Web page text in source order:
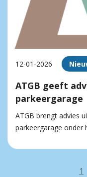
12-01-2026
ATGB geeft
parkeergarage
ATGB brengt advies
parkeergarage onder
1